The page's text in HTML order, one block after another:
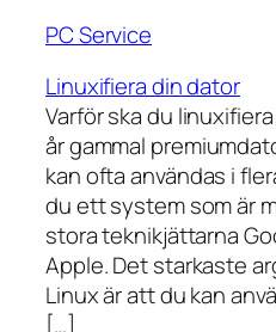
PC Service
Linuxifiera din dator
Varför ska du
år gammal
kan ofta användas i
du ett system som är
stora teknikjättarna
Apple. Det starkaste
Linux är att du kan
[…]